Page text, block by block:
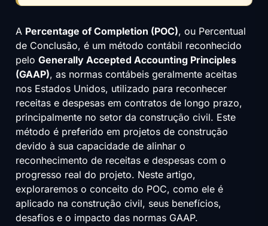
A Percentage of Completion (POC), ou Percentual
de Conclusão, é um método contábil reconhecido
pelo Generally Accepted Accounting Principles
(GAAP), as normas contábeis geralmente aceitas
nos Estados Unidos, utilizado para reconhecer
receitas e despesas em contratos de longo prazo,
principalmente no setor da construção civil. Este
método é preferido em projetos de construção
devido à sua capacidade de alinhar o
reconhecimento de receitas e despesas com o
progresso real do projeto. Neste artigo,
exploraremos o conceito do POC, como ele é
aplicado na construção civil, seus benefícios,
desafios e o impacto das normas GAAP.